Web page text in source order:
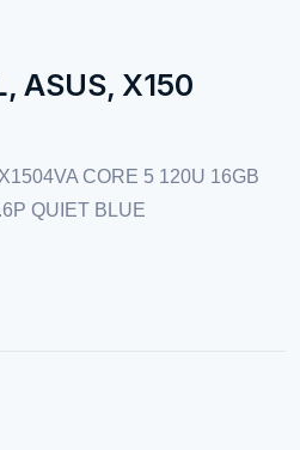
ASUS, X150
CORE 5 120U 16GB
QUIET BLUE